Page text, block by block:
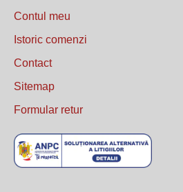
Contul meu
Istoric comenzi
Contact
Sitemap
Formular retur
..........................................